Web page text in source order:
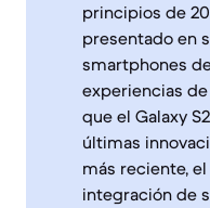
principios de
presentado en
smartphones
experiencias
que el Galaxy
últimas
más reciente,
integración de